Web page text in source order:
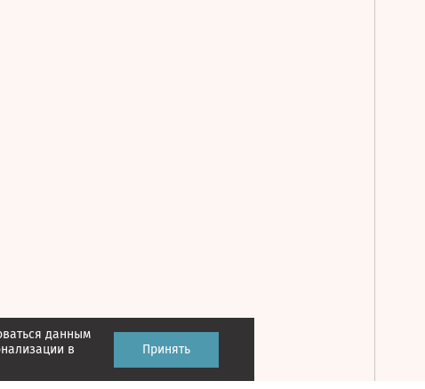
данным
в
Принять